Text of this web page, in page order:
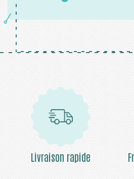
Livraison rapide